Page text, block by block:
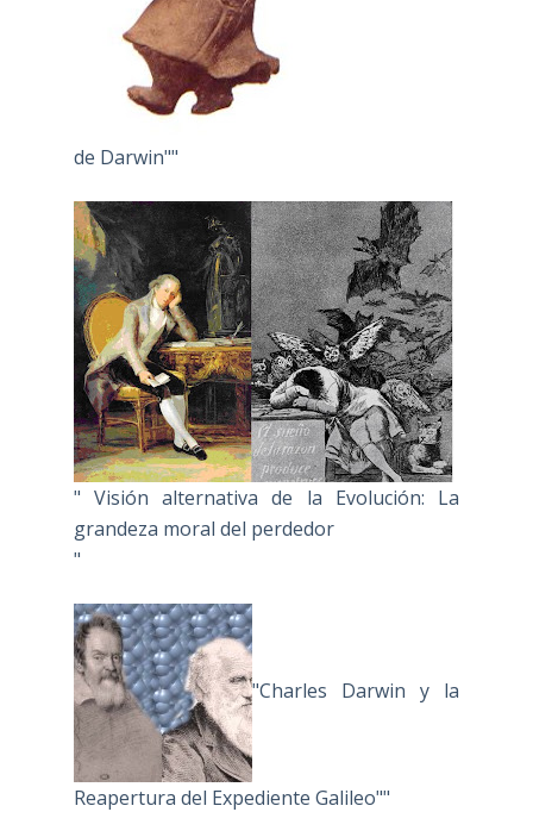
de Darwin""
" Visión alternativa de la Evolución: La
grandeza moral del perdedor
"
"Charles Darwin y la
Reapertura del Expediente Galileo""